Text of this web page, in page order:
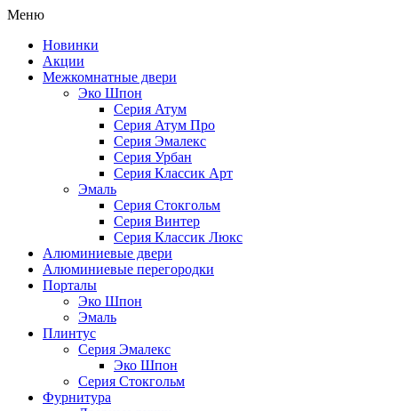
Меню
Новинки
Акции
Межкомнатные двери
Эко Шпон
Серия Атум
Серия Атум Про
Серия Эмалекс
Серия Урбан
Серия Классик Арт
Эмаль
Серия Стокгольм
Серия Винтер
Серия Классик Люкс
Алюминиевые двери
Алюминиевые перегородки
Порталы
Эко Шпон
Эмаль
Плинтус
Серия Эмалекс
Эко Шпон
Серия Стокгольм
Фурнитура